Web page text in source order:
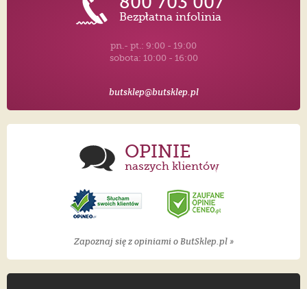
Bezpłatna infolinia
pn.- pt.: 9:00 - 19:00
sobota: 10:00 - 16:00
butsklep@butsklep.pl
OPINIE
naszych klientów
Zapoznaj się z opiniami o ButSklep.pl »